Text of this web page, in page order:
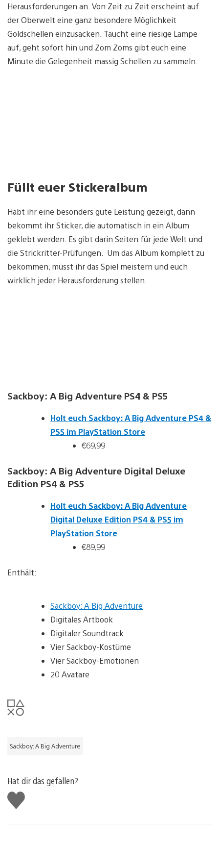
Herausforderungen an. Von Zeit zu Zeit erscheint auf
der Oberwelt eine ganz besondere Möglichkeit
Goldschellen einzusacken. Taucht eine riesige Lampe
auf, geht sofort hin und Zom Zoms gibt euch eine
Minute die Gelegenheit massig Schellen zu sammeln.
Füllt euer Stickeralbum
Habt ihr eine besonders gute Leistung gezeigt, dann
bekommt ihr Sticker, die automatisch in ein Album
geklebt werden. Es gibt darin Seiten für jede Welt und
die Strickritter-Prüfungen. Um das Album komplett zu
bekommen, müsst ihr das Spiel meistern und euch
wirklich jeder Herausforderung stellen.
Sackboy: A Big Adventure PS4 & PS5
Holt euch Sackboy: A Big Adventure PS4 &
PS5 im PlayStation Store
€69,99
Sackboy: A Big Adventure Digital Deluxe
Edition PS4 & PS5
Holt euch Sackboy: A Big Adventure
Digital Deluxe Edition PS4 & PS5 im
PlayStation Store
€89,99
Enthält:
Sackboy: A Big Adventure
Digitales Artbook
Digitaler Soundtrack
Vier Sackboy-Kostüme
Vier Sackboy-Emotionen
20 Avatare
Sackboy: A Big Adventure
Hat dir das gefallen?
Gefällt
mir